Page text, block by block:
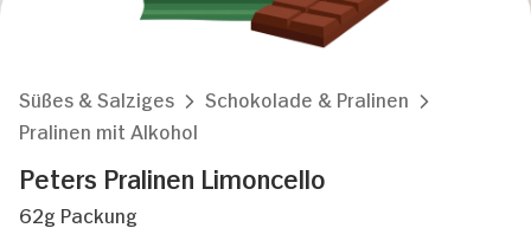
Süßes & Salziges
Schokolade & Pralinen
Pralinen mit Alkohol
Peters Pralinen Limoncello
62g Packung